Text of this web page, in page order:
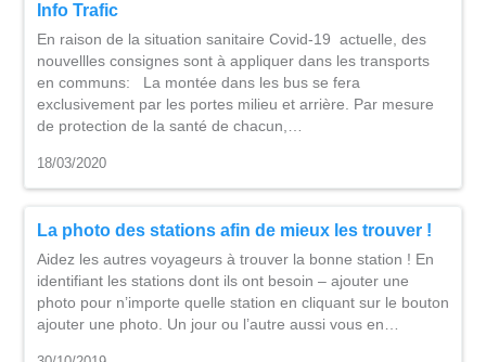
Info Trafic
En raison de la situation sanitaire Covid-19 actuelle, des
nouvellles consignes sont à appliquer dans les transports
en communs: La montée dans les bus se fera
exclusivement par les portes milieu et arrière. Par mesure
de protection de la santé de chacun,…
18/03/2020
La photo des stations afin de mieux les trouver !
Aidez les autres voyageurs à trouver la bonne station ! En
identifiant les stations dont ils ont besoin – ajouter une
photo pour n’importe quelle station en cliquant sur le bouton
ajouter une photo. Un jour ou l’autre aussi vous en…